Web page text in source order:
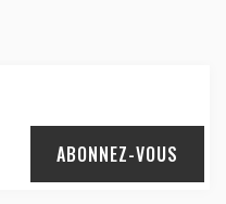
ABONNEZ-VOUS